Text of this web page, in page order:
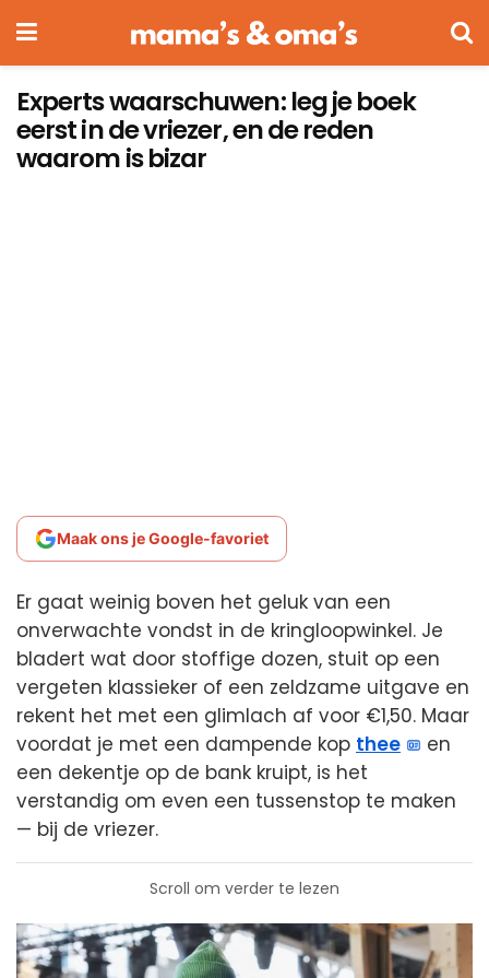
Experts waarschuwen: leg je boek
eerst in de vriezer, en de reden
waarom is bizar
Maak ons je Google-favoriet
Er gaat weinig boven het geluk van een
onverwachte vondst in de kringloopwinkel. Je
bladert wat door stoffige dozen, stuit op een
vergeten klassieker of een zeldzame uitgave en
rekent het met een glimlach af voor €1,50. Maar
voordat je met een dampende kop thee
en
een dekentje op de bank kruipt, is het
verstandig om even een tussenstop te maken
— bij de vriezer.
Scroll om verder te lezen